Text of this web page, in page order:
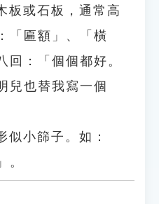
板或石板，通常高
「匾額」、「橫
回：「個個都好。
兒也替我寫一個
似小篩子。如：
。